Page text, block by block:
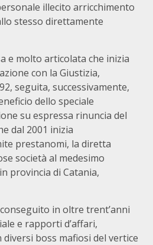
illecito arricchimento
stesso direttamente
e molto articolata che inizia
con la Giustizia,
seguita, successivamente,
dello speciale
su espressa rinuncia del
dal 2001 inizia
prestanomi, la diretta
società al medesimo
provincia di Catania,
in oltre trent’anni
e rapporti d’affari,
boss mafiosi del vertice